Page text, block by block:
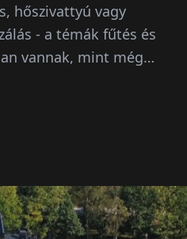
hőszivattyú vagy
- a témák fűtés és
vannak, mint még